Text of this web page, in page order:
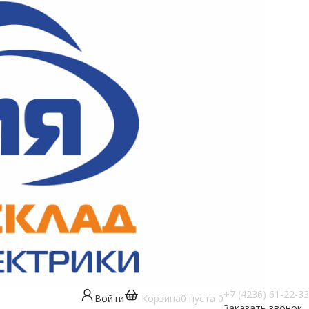
+7 (4236) 61-22-33
Корзина0 пуста 0
Войти